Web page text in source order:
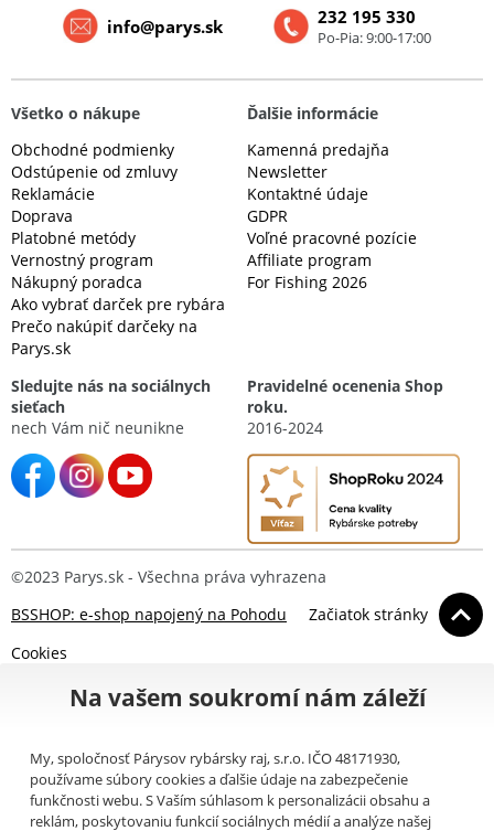
232 195 330
Po-Pia: 9:00-17:00
info@parys.sk
Všetko o nákupe
Obchodné podmienky
Odstúpenie od zmluvy
Reklamácie
Doprava
Platobné metódy
Vernostný program
Nákupný poradca
Ako vybrať darček pre rybára
Prečo nakúpiť darčeky na
Parys.sk
Ďalšie informácie
Kamenná predajňa
Newsletter
Kontaktné údaje
GDPR
Voľné pracovné pozície
Affiliate program
For Fishing 2026
Sledujte nás na sociálnych
sieťach
nech Vám nič neunikne
Pravidelné ocenenia Shop
roku.
2016-2024
©2023 Parys.sk - Všechna práva vyhrazena
BSSHOP: e-shop napojený na Pohodu
Začiatok stránky
Cookies
Na vašem soukromí nám záleží
My, spoločnosť Párysov rybársky raj, s.r.o. IČO 48171930,
používame súbory cookies a ďalšie údaje na zabezpečenie
funkčnosti webu. S Vaším súhlasom k personalizácii obsahu a
reklám, poskytovaniu funkcií sociálnych médií a analýze našej